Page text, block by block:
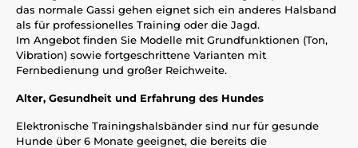
das normale Gassi gehen eignet sich ein anderes Halsband
als für professionelles Training oder die Jagd.
Im Angebot finden Sie Modelle mit Grundfunktionen (Ton,
Vibration) sowie fortgeschrittene Varianten mit
Fernbedienung und großer Reichweite.
Alter, Gesundheit und Erfahrung des Hundes
Elektronische Trainingshalsbänder sind nur für gesunde
Hunde über 6 Monate geeignet, die bereits die